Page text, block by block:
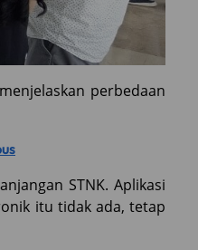
perbedaan
STNK. Aplikasi
itu tidak ada, tetap